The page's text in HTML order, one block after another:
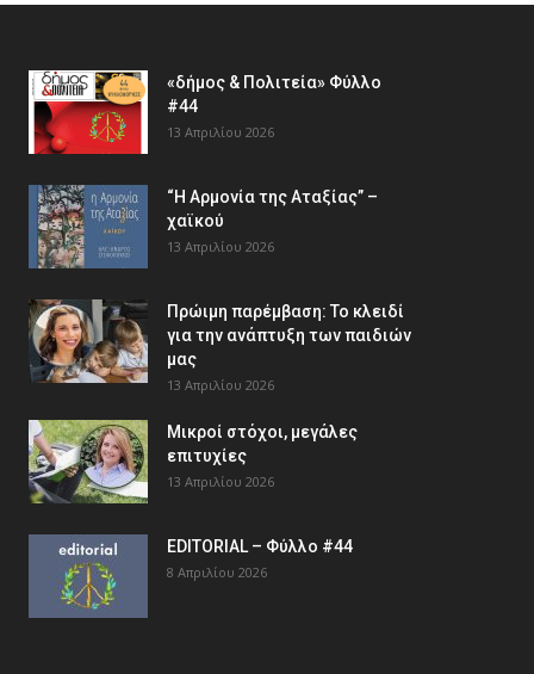
«δήμος & Πολιτεία» Φύλλο
#44
13 Απριλίου 2026
“Η Αρμονία της Αταξίας” –
χαϊκού
13 Απριλίου 2026
Πρώιμη παρέμβαση: Το κλειδί
για την ανάπτυξη των παιδιών
µας
13 Απριλίου 2026
Μικροί στόχοι, μεγάλες
επιτυχίες
13 Απριλίου 2026
EDITORIAL – Φύλλο #44
8 Απριλίου 2026